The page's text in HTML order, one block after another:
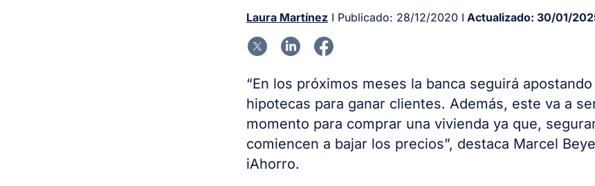
Laura Martínez I Publicado: 28/12/2020 I Actualizado: 30/01/
“En los próximos meses la banca seguirá
hipotecas para ganar clientes. Además, este va a
momento para comprar una vivienda ya que,
comiencen a bajar los precios”, destaca Marcel
iAhorro.